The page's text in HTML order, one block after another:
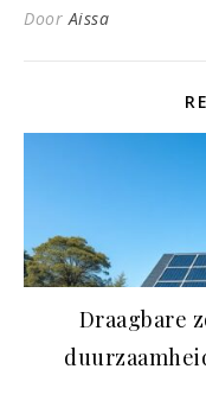
DoorAissa
Draagbare